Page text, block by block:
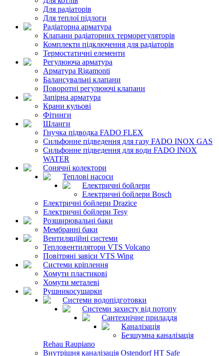
Для радіаторів
Для теплої підлоги
Радіаторна арматура
Клапани радіаторних терморегуляторів
Комплекти підключення для радіаторів
Термостатичні елементи
Регулююча арматура
Арматура Rigamonti
Балансувальні клапани
Поворотні регулюючі клапани
Запірна арматура
Крани кульові
Фітинги
Шланги
Гнучка підводка FADO FLEX
Сильфонне підведення для газу FADO INOX GAS
Сильфонне підведення для води FADO INOX
WATER
Сонячні колектори
Теплові насоси
Електричні бойлери
Електричні бойлери Bosch
Електричні бойлери Drazice
Електричні бойлери Tesy
Розширювальні баки
Мембранні баки
Вентиляційні системи
Тепловентилятори VTS Volcano
Повітряні завіси VTS Wing
Системи кріплення
Хомути пластикові
Хомути металеві
Рушникосушарки
Системи водопідготовки
Системи захисту від потопу
Сантехнічне приладдя
Каналізація
Безшумна каналізація
Rehau Raupiano
Внутрішня каналізація Ostendorf HT Safe